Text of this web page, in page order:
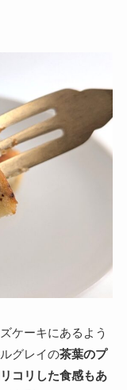
ケーキにあるよう
グレイの茶葉のプ
コリした食感もあ